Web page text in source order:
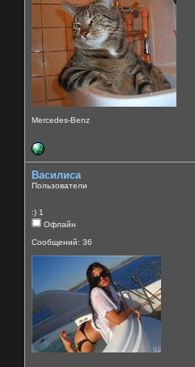
Mercedes-Benz
Василиса
Пользователи
:) 1
Офлайн
Сообщений: 36